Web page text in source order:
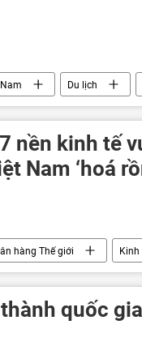
Du lịch
sông Mekong Lào
nền kinh tế
Nam ‘hoá
hàng Thế giới Kinh
nghệ TTXVN
ngân sáchquốc